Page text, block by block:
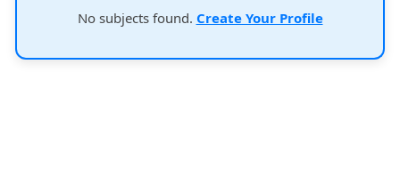
No subjects found. Create Your Profile